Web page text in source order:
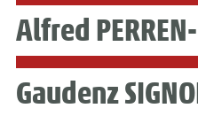
Alfred
Gaudenz